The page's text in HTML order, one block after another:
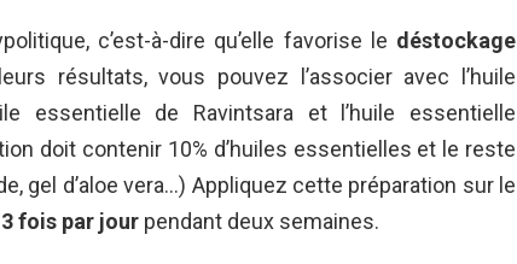
c’est-à-dire qu’elle favorise le déstockage
résultats, vous pouvez l’associer avec l’huile
essentielle de Ravintsara et l’huile essentielle
doit contenir 10% d’huiles essentielles et le reste
gel d’aloe vera…) Appliquez cette préparation sur le
3 fois par jour pendant deux semaines.